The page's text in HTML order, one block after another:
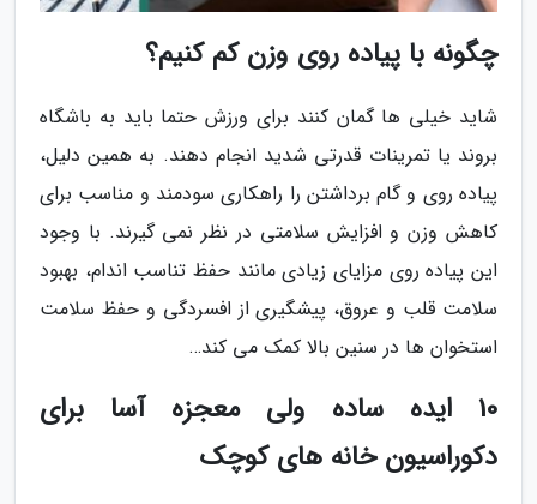
چگونه با پیاده روی وزن کم کنیم؟
شاید خیلی ها گمان کنند برای ورزش حتما باید به باشگاه
بروند یا تمرینات قدرتی شدید انجام دهند. به همین دلیل،
پیاده روی و گام برداشتن را راهکاری سودمند و مناسب برای
کاهش وزن و افزایش سلامتی در نظر نمی گیرند. با وجود
این پیاده روی مزایای زیادی مانند حفظ تناسب اندام، بهبود
سلامت قلب و عروق، پیشگیری از افسردگی و حفظ سلامت
استخوان ها در سنین بالا کمک می کند…
10 ایده ساده ولی معجزه آسا برای
دکوراسیون خانه های کوچک